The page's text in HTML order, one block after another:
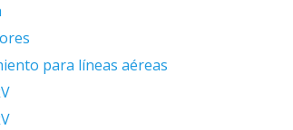
para líneas aéreas